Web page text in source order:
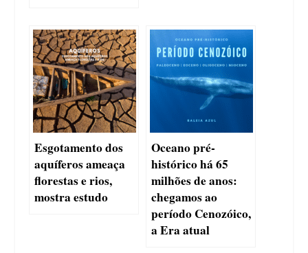
Esgotamento dos
aquíferos ameaça
florestas e rios,
mostra estudo
Oceano pré-
histórico há 65
milhões de anos:
chegamos ao
período Cenozóico,
a Era atual